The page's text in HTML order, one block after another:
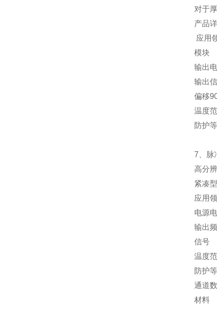
对于
产品
应
模
输出
输
偏移
温
防
7、脉
高分
紧凑
应
电
输出
信
温
防
通
材